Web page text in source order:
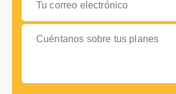
Cuéntanos sobre tus planes